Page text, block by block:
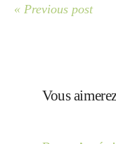
« Previous post
Vous